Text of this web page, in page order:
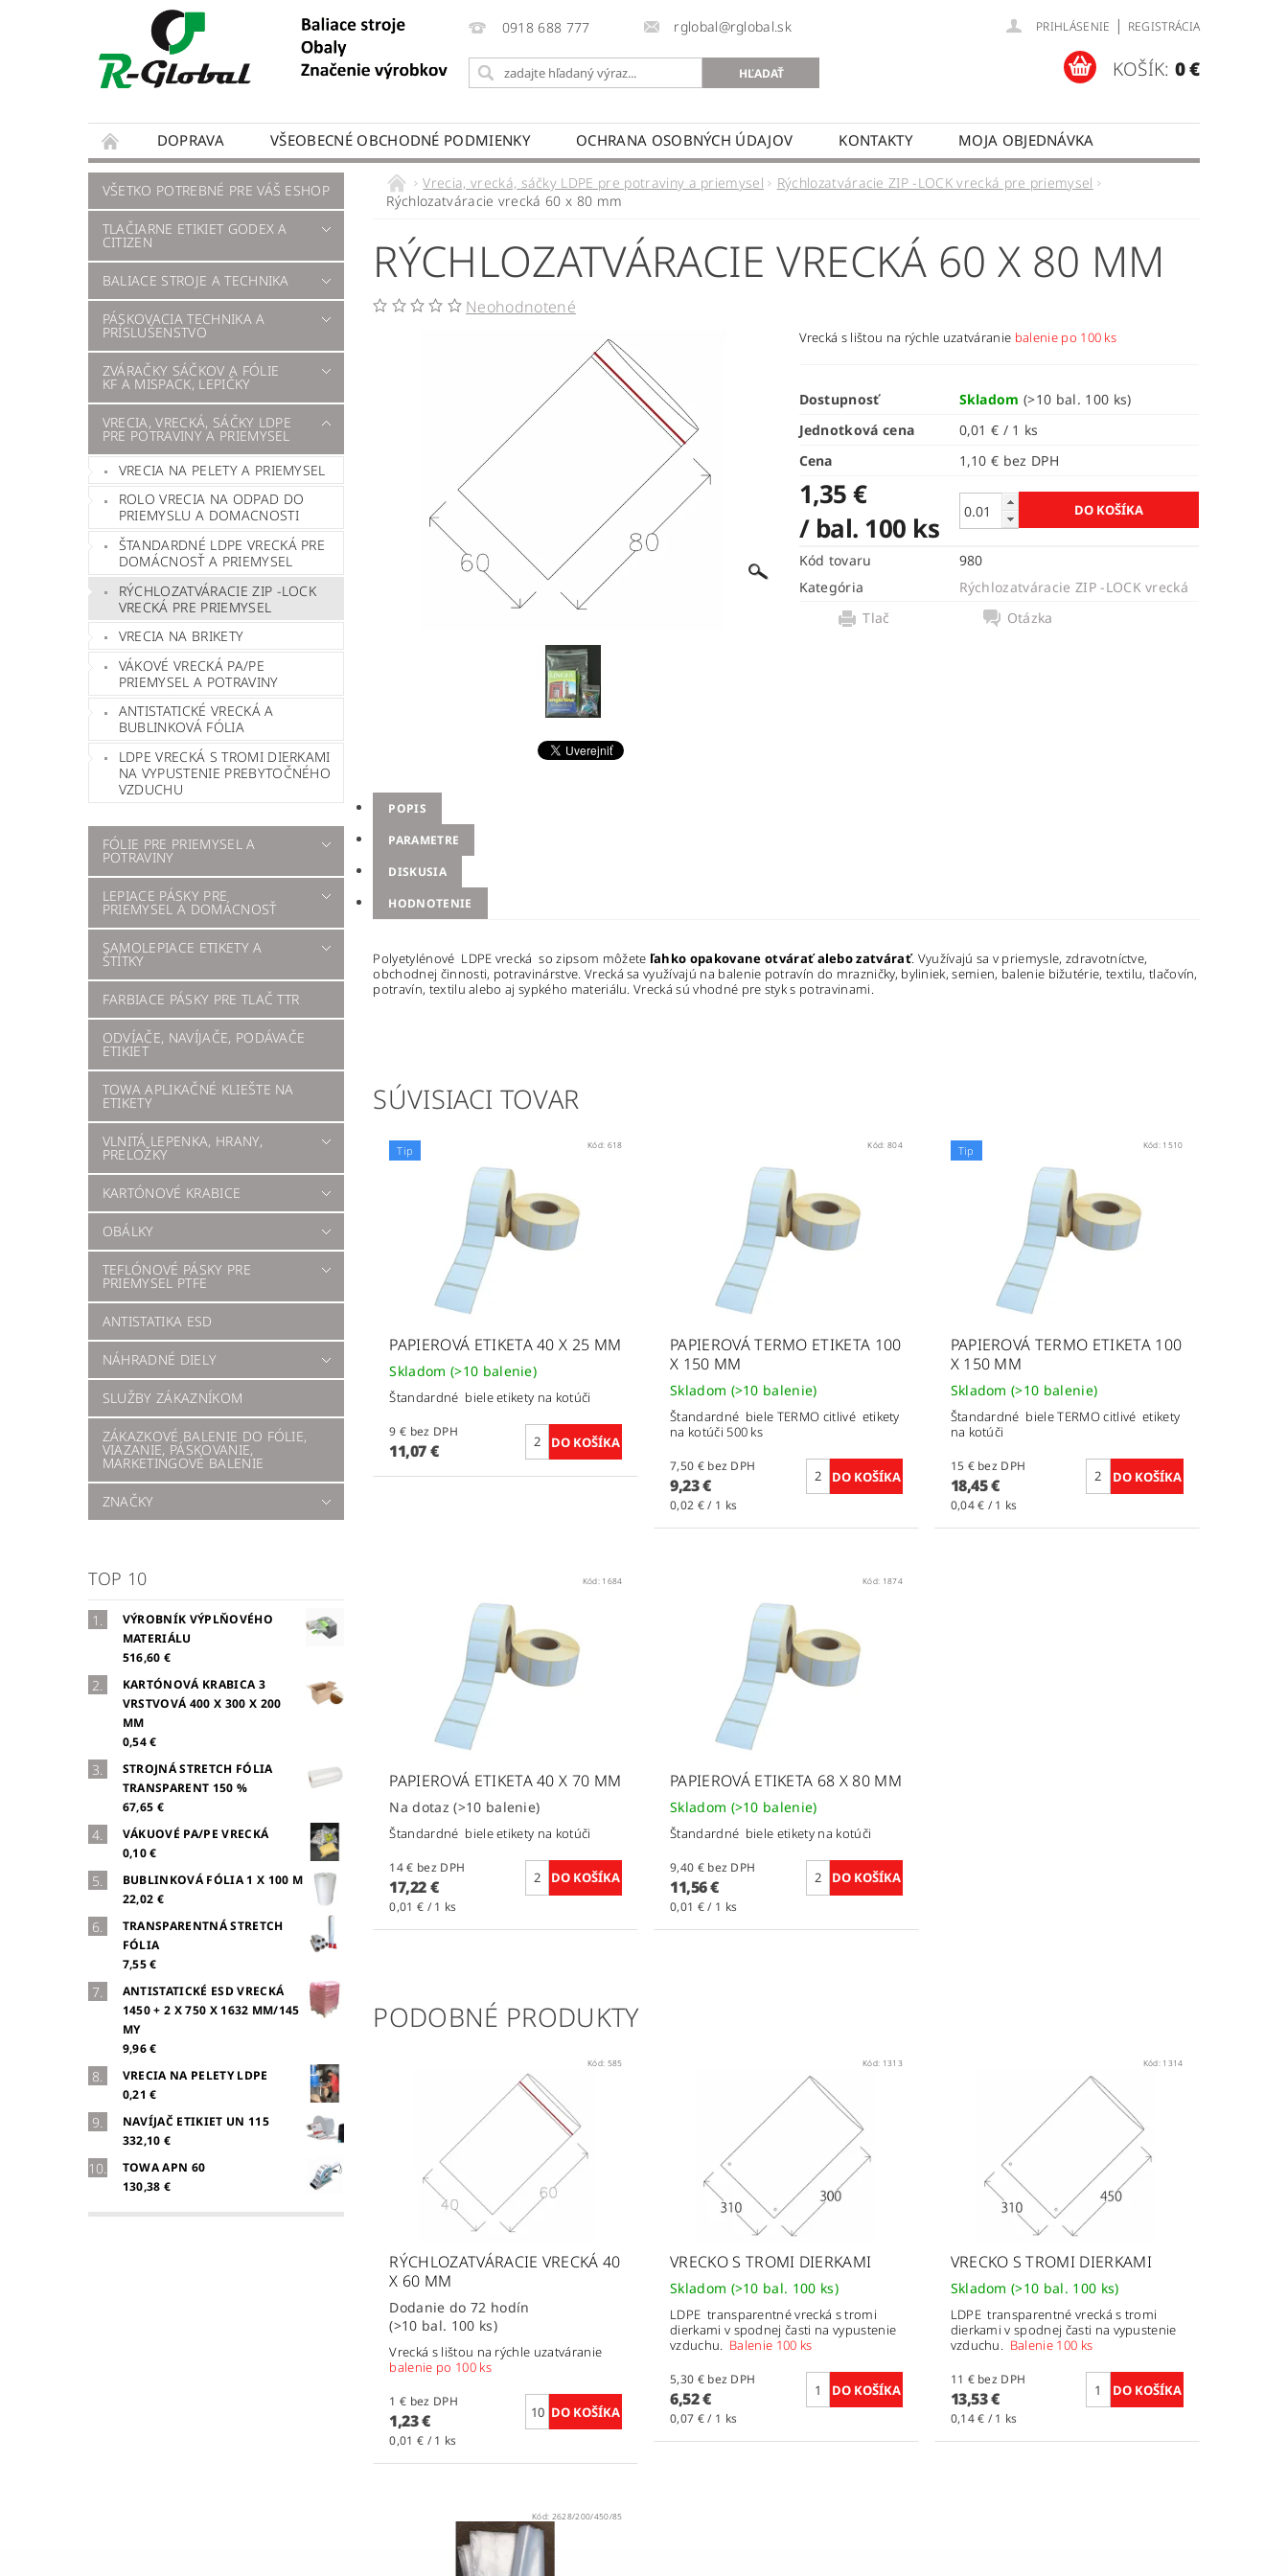
0918 688 777 rglobal@rglobal.sk PRIHLÁSENIE | REGISTRÁCIA
KOŠÍK: 0 €
DOPRAVA VŠEOBECNÉ OBCHODNÉ PODMIENKY OCHRANA OSOBNÝCH ÚDAJOV KONTAKTY MOJA OBJEDNÁVKA
VŠETKO POTREBNÉ PRE VÁŠ ESHOP
TLAČIARNE ETIKIET GODEX A
CITIZEN
BALIACE STROJE A TECHNIKA
PÁSKOVACIA TECHNIKA A
PRÍSLUŠENSTVO
ZVÁRAČKY SÁČKOV A FÓLIE
KF A MISPACK, LEPIČKY
VRECIA, VRECKÁ, SÁČKY LDPE
PRE POTRAVINY A PRIEMYSEL
VRECIA NA PELETY A PRIEMYSEL
ROLO VRECIA NA ODPAD DO
PRIEMYSLU A DOMACNOSTI
ŠTANDARDNÉ LDPE VRECKÁ PRE
DOMÁCNOSŤ A PRIEMYSEL
RÝCHLOZATVÁRACIE ZIP -LOCK
VRECKÁ PRE PRIEMYSEL
VRECIA NA BRIKETY
VÁKOVÉ VRECKÁ PA/PE
PRIEMYSEL A POTRAVINY
ANTISTATICKÉ VRECKÁ A
BUBLINKOVÁ FÓLIA
LDPE VRECKÁ S TROMI DIERKAMI
NA VYPUSTENIE PREBYTOČNÉHO
VZDUCHU
FÓLIE PRE PRIEMYSEL A
POTRAVINY
LEPIACE PÁSKY PRE
PRIEMYSEL A DOMÁCNOSŤ
SAMOLEPIACE ETIKETY A
ŠTÍTKY
FARBIACE PÁSKY PRE TLAČ TTR
ODVÍAČE, NAVÍJAČE, PODÁVAČE
ETIKIET
TOWA APLIKAČNÉ KLIEŠTE NA
ETIKETY
VLNITÁ LEPENKA, HRANY,
PRELOŽKY
KARTÓNOVÉ KRABICE
OBÁLKY
TEFLÓNOVÉ PÁSKY PRE
PRIEMYSEL PTFE
ANTISTATIKA ESD
NÁHRADNÉ DIELY
SLUŽBY ZÁKAZNÍKOM
ZÁKAZKOVÉ BALENIE DO FÓLIE,
VIAZANIE, PÁSKOVANIE,
MARKETINGOVÉ BALENIE
ZNAČKY
TOP 10
VÝROBNÍK VÝPLŇOVÉHO
MATERIÁLU
516,60 €
KARTÓNOVÁ KRABICA 3
VRSTVOVÁ 400 X 300 X 200
MM
0,54 €
STROJNÁ STRETCH FÓLIA
TRANSPARENT 150 %
67,65 €
VÁKUOVÉ PA/PE VRECKÁ
0,10 €
BUBLINKOVÁ FÓLIA 1 X 100 M
22,02 €
TRANSPARENTNÁ STRETCH
FÓLIA
7,55 €
ANTISTATICKÉ ESD VRECKÁ
1450 + 2 X 750 X 1632 MM/145
MY
9,96 €
VRECIA NA PELETY LDPE
0,21 €
NAVÍJAČ ETIKIET UN 115
332,10 €
TOWA APN 60
130,38 €
Vrecia, vrecká, sáčky LDPE pre potraviny a priemysel
Rýchlozatváracie ZIP -LOCK vrecká pre priemysel
Rýchlozatváracie vrecká 60 x 80 mm
RÝCHLOZATVÁRACIE VRECKÁ 60 X 80 MM
Neohodnotené
Vrecká s lištou na rýchle uzatváranie balenie po 100 ks
Dostupnosť Skladom(>10 bal. 100 ks)
Jednotková cena
0,01 € / 1 ks
Cena
1,10 € bez DPH
1,35 €
/ bal. 100 ks
Kód tovaru
980
Kategória
Rýchlozatváracie ZIP -LOCK vrecká
Tlač
Otázka
POPIS
PARAMETRE
DISKUSIA
HODNOTENIE
Polyetylénové LDPE vrecká so zipsom môžete ľahko opakovane otvárať alebo zatvárať. Využívajú sa v priemysle, zdravotníctve,
obchodnej činnosti, potravinárstve. Vrecká sa využívajú na balenie potravín do mrazničky, byliniek, semien, balenie bižutérie, textilu, tlačovín,
potravín, textilu alebo aj sypkého materiálu. Vrecká sú vhodné pre styk s potravinami.
SÚVISIACI TOVAR
Tip Kód: 618
PAPIEROVÁ ETIKETA 40 X 25 MM
Skladom (>10 balenie)
Štandardné biele etikety na kotúči
9 € bez DPH
11,07 €
Kód:804
PAPIEROVÁ TERMO ETIKETA 100
X 150 MM
Skladom (>10 balenie)
Štandardné biele TERMO citlivé etikety
na kotúči 500 ks
7,50 € bez DPH
9,23 €
0,02 € / 1 ks
Tip Kód: 1510
PAPIEROVÁ TERMO ETIKETA 100
X 150 MM
Skladom(>10 balenie)
Štandardné biele TERMO citlivé etikety
na kotúči
15 € bez DPH
18,45 €
0,04 € / 1 ks
Kód: 1684
PAPIEROVÁ ETIKETA 40 X 70 MM
Na dotaz(>10 balenie)
Štandardné biele etikety na kotúči
14 € bez DPH
17,22 €
0,01 € / 1 ks
Kód: 1874
PAPIEROVÁ ETIKETA 68 X 80 MM
Skladom (>10 balenie)
Štandardné biele etikety na kotúči
9,40 € bez DPH
11,56 €
0,01 € / 1 ks
PODOBNÉ PRODUKTY
Kód: 585
RÝCHLOZATVÁRACIE VRECKÁ 40
X 60 MM
Dodanie do 72 hodín
(>10 bal. 100 ks)
Vrecká s lištou na rýchle uzatváranie
balenie po 100 ks
1 € bez DPH
1,23 €
0,01 € / 1 ks
Kód: 1313
VRECKO S TROMI DIERKAMI
Skladom (>10 bal. 100 ks)
LDPE transparentné vrecká s tromi
dierkami v spodnej časti na vypustenie
vzduchu. Balenie 100 ks
5,30 € bez DPH
6,52 €
0,07 € / 1 ks
Kód: 1314
VRECKO S TROMI DIERKAMI
Skladom(>10 bal. 100 ks)
LDPE transparentné vrecká s tromi
dierkami v spodnej časti na vypustenie
vzduchu. Balenie 100 ks
11 € bez DPH
13,53 €
0,14 € / 1 ks
Kód: 2628/200/450/85